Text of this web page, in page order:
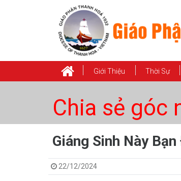
Giới Thiệu Thời Sự
Chia sẻ góc
Giáng Sinh Này
22/12/2024